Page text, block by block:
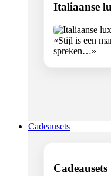
Italiaanse
«Stijl is een
spreken…»
Cadeausets